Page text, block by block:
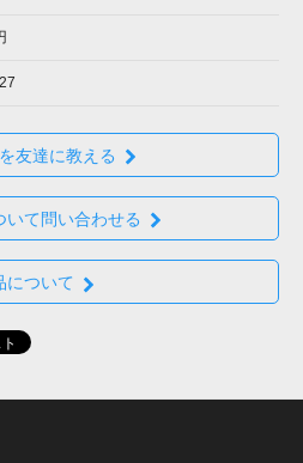
友達に教える
いて問い合わせる
について